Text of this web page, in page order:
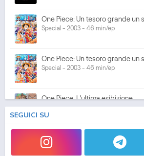
One Piece: Un tesoro grande un
Special - 2003 - 46 min/ep
One Piece: Un tesoro grande un
Special - 2003 - 46 min/ep
One Piece: L'ultima esibizione
Special - 2003 - 45 min/ep
One Piece: L'ultima esibizione (ITA)
Special - 2003 - 45 min/ep
SEGUICI SU